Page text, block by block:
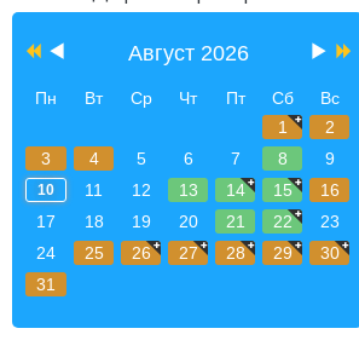
Август 2026
Пн Вт Ср Чт Пт Сб
Вс
1
2
3
4 5 6 7 8 9
10 11 12 13 14 15
16
17
18 19 20 21 22
23
24
25 26 27 28 29
30
31